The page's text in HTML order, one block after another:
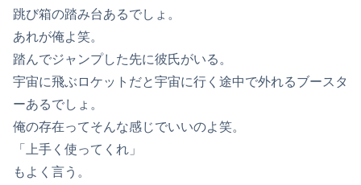
跳び箱の踏み台あるでしょ。
あれが俺よ笑。
踏んでジャンプした先に彼氏がいる。
宇宙に飛ぶロケットだと宇宙に行く途中で外れるブースタ
ーあるでしょ。
俺の存在ってそんな感じでいいのよ笑。
「上手く使ってくれ」
もよく言う。